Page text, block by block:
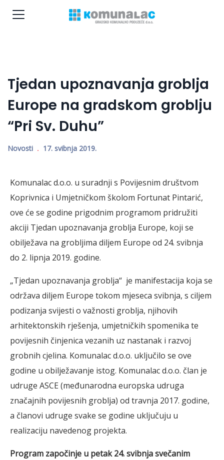
Tjedan upoznavanja groblja
Europe na gradskom groblju
“Pri Sv. Duhu”
Novosti 17. svibnja 2019.
Komunalac d.o.o. u suradnji s Povijesnim društvom
Koprivnica i Umjetničkom školom Fortunat Pintarić,
ove će se godine prigodnim programom pridružiti
akciji Tjedan upoznavanja groblja Europe, koji se
obilježava na grobljima diljem Europe od 24. svibnja
do 2. lipnja 2019. godine.
„Tjedan upoznavanja groblja“ je manifestacija koja se
održava diljem Europe tokom mjeseca svibnja, s ciljem
podizanja svijesti o važnosti groblja, njihovih
arhitektonskih rješenja, umjetničkih spomenika te
povijesnih činjenica vezanih uz nastanak i razvoj
grobnih cjelina. Komunalac d.o.o. uključilo se ove
godine u obilježavanje istog. Komunalac d.o.o. član je
udruge ASCE (međunarodna europska udruga
značajnih povijesnih groblja) od travnja 2017. godine,
a članovi udruge svake se godine uključuju u
realizaciju navedenog projekta.
Program započinje u petak 24. svibnja svečanim